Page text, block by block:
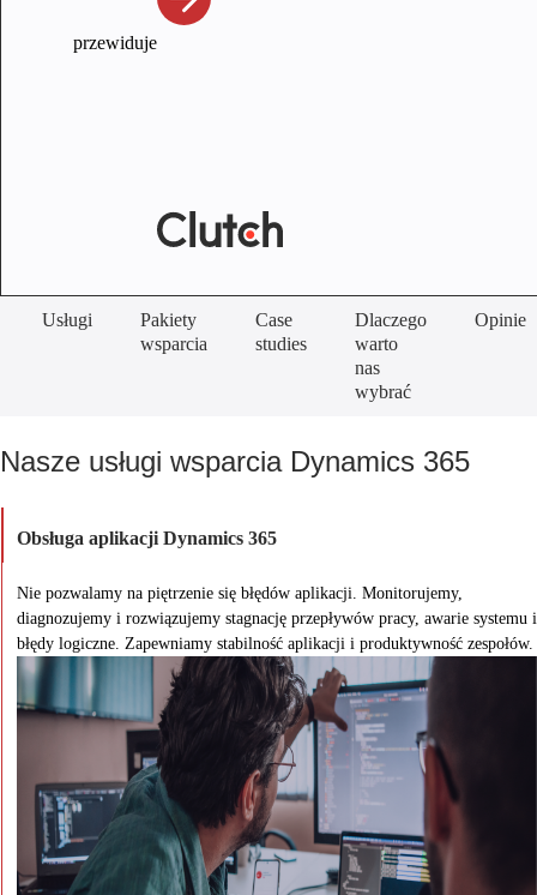
przewiduje
Usługi
Pakiety
wsparcia
Case
studies
Dlaczego
warto
nas
wybrać
Opinie
Nasze usługi wsparcia Dynamics 365
Obsługa aplikacji Dynamics 365
Nie pozwalamy na piętrzenie się błędów aplikacji. Monitorujemy,
diagnozujemy i rozwiązujemy stagnację przepływów pracy, awarie systemu i
błędy logiczne. Zapewniamy stabilność aplikacji i produktywność zespołów.